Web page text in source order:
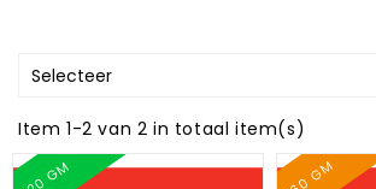
Selecteer
Item 1-2 van 2 in totaal item(s)
120 GM 160 GM